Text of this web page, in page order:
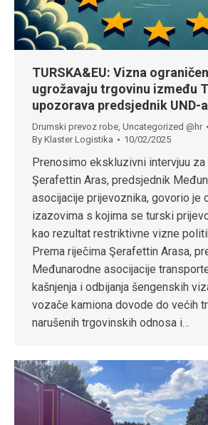
TURSKA&EU: Vizna
ugrožavaju trgovinu između
upozorava predsjednik UND-a
Drumski prevoz robe, Uncategorized @hr
By Klaster Logistika 10/02/2025
Prenosimo ekskluzivni intervjuu za
Şerafettin Aras, predsjednik
asocijacije prijevoznika, govorio je
izazovima s kojima se turski
kao rezultat restriktivne vizne
Prema riječima Şerafettin Arasa,
Međunarodne asocijacije
kašnjenja i odbijanja šengenskih
vozače kamiona dovode do većih
narušenih trgovinskih odnosa i…